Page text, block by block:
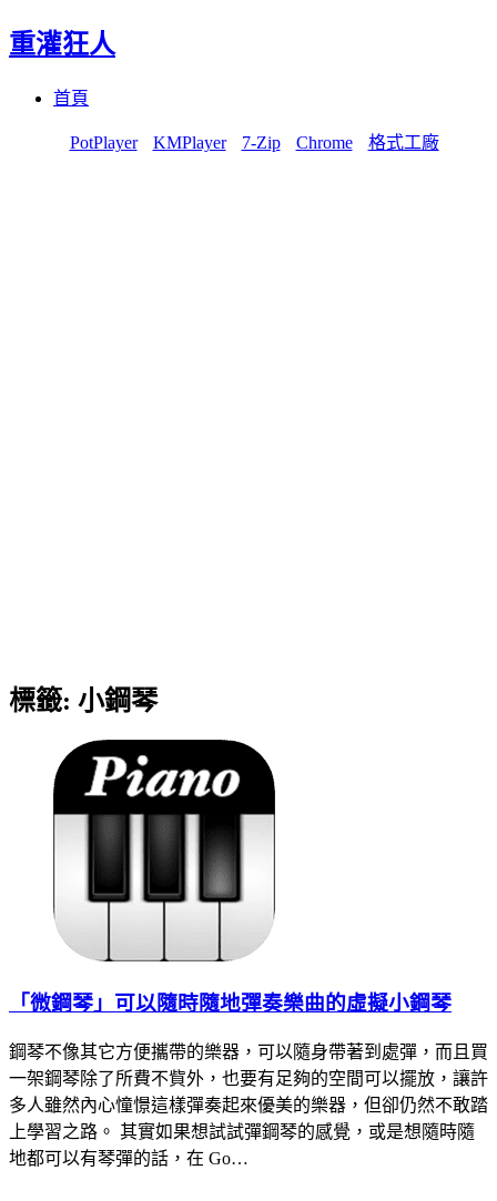
重灌狂人
首頁
PotPlayer KMPlayer 7-Zip Chrome 格式工廠
標籤: 小鋼琴
「微鋼琴」可以隨時隨地彈奏樂曲的虛擬小鋼琴
鋼琴不像其它方便攜帶的樂器，可以隨身帶著到處彈，而且買
一架鋼琴除了所費不貲外，也要有足夠的空間可以擺放，讓許
多人雖然內心憧憬這樣彈奏起來優美的樂器，但卻仍然不敢踏
上學習之路。 其實如果想試試彈鋼琴的感覺，或是想隨時隨
地都可以有琴彈的話，在 Go…